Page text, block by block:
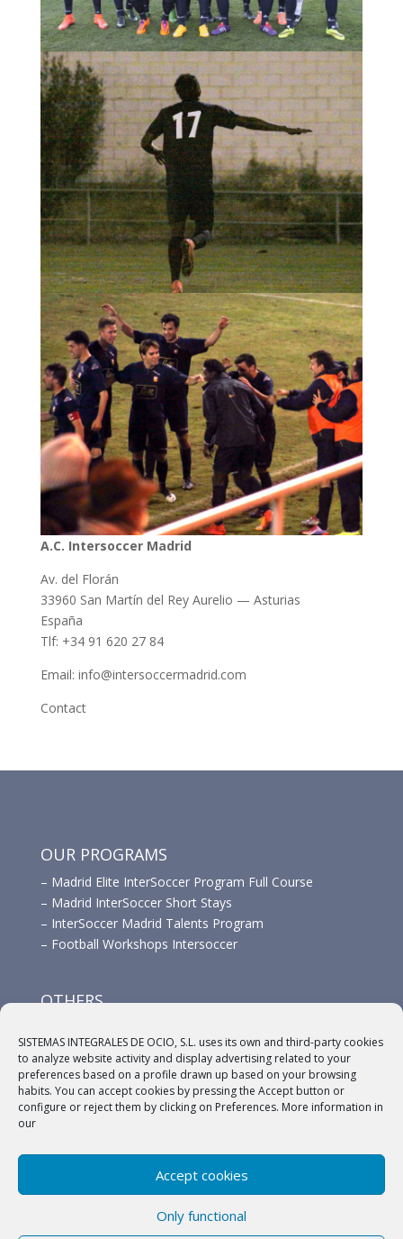
SISTEMAS INTEGRALES DE OCIO, S.L. uses its own and third-party cookies
to analyze website activity and display advertising related to your
preferences based on a profile drawn up based on your browsing
habits. You can accept cookies by pressing the Accept button or
configure or reject them by clicking on Preferences. More information in
our
Accept cookies
Only functional
A.C. Intersoccer Madrid
Av. del Florán
33960 San Martín del Rey Aurelio — Asturias
España
Tlf: +34 91 620 27 84
Email: info@intersoccermadrid.com
Contact
OUR PROGRAMS
– Madrid Elite InterSoccer Program Full Course
– Madrid InterSoccer Short Stays
– InterSoccer Madrid Talents Program
– Football Workshops Intersoccer
OTHERS
–Links
–Sponsors
(c) 2018 A.C. Intersoccer | Aviso legal
|